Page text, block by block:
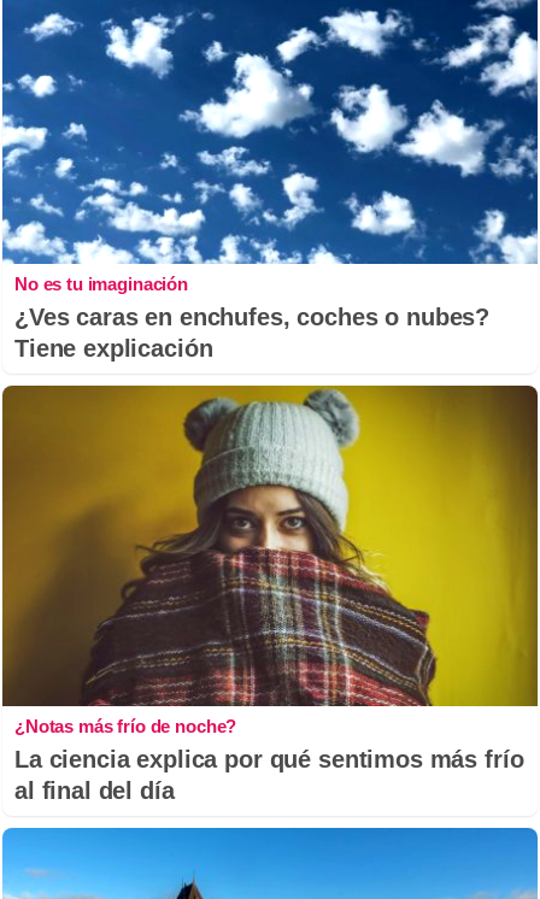
No es tu imaginación
¿Ves caras en enchufes, coches o nubes?
Tiene explicación
¿Notas más frío de noche?
La ciencia explica por qué sentimos más frío
al final del día